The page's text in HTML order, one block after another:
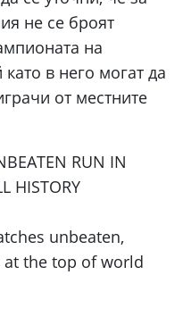
не се броят
на
в него могат да
от местните
RUN IN
HISTORY
unbeaten,
the top of world